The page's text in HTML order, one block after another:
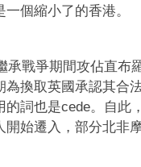
個縮小了的香港。
承戰爭期間攻佔直布
換取英國承認其合
詞也是cede。自此
始遷入，部分北非